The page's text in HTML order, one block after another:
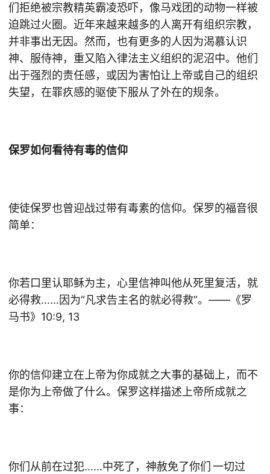
们拒绝被宗教精英霸凌恐吓，像马戏团的动物一样被
迫跳过火圈。近年来越来越多的人离开有组织宗教，
并非事出无因。然而，也有更多的人因为渴慕认识
神、服侍神，重又陷入律法主义组织的泥沼中。他们
出于强烈的责任感，或因为害怕让上帝或自己的组织
失望，在罪疚感的驱使下服从了外在的规条。
保罗如何看待有毒的信仰
使徒保罗也曾迎战过带有毒素的信仰。保罗的福音很
简单：
你若口里认耶稣为主，心里信神叫他从死里复活，就
必得救……因为“凡求告主名的就必得救”。——《罗
马书》10:9, 13
你的信仰建立在上帝为你成就之大事的基础上，而不
是你为上帝做了什么。保罗这样描述上帝所成就之
事：
你们从前在过犯……中死了，神赦免了你们 一切过